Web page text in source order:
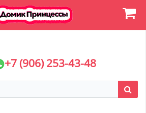
+7 (906) 253-43-48